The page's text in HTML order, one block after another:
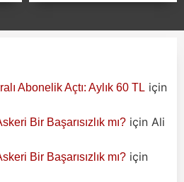
Abonelik Açtı: Aylık 60 TL için
Bir Başarısızlık mı? için Ali
Bir Başarısızlık mı? için